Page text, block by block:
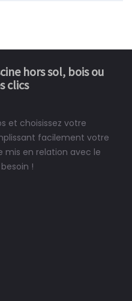
hors sol, bois ou
clics
et choisissez votre
facilement votre
mis en relation avec le
!